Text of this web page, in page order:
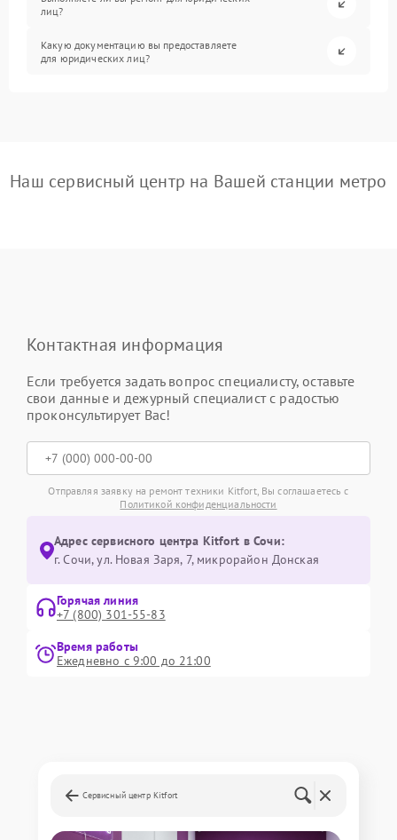
лиц?
Какую документацию вы предоставляете
для юридических лиц?
Наш сервисный центр на Вашей станции метро
Контактная информация
Если требуется задать вопрос специалисту, оставьте
свои данные и дежурный специалист с радостью
проконсультирует Вас!
Отправляя заявку на ремонт техники Kitfort, Вы соглашаетесь с
Политикой конфиденциальности
Адрес сервисного центра Kitfort в Сочи:
г. Сочи, ул. Новая Заря, 7, микрорайон Донская
Горячая линия
+7 (800) 301-55-83
Время работы
Ежедневно с 9:00 до 21:00
Сервисный центр Kitfort